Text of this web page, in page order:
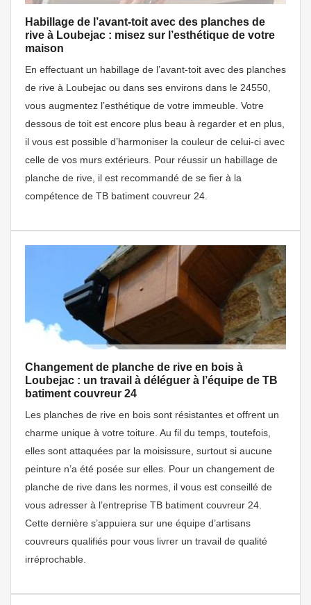
Habillage de l’avant-toit avec des planches de
rive à Loubejac : misez sur l’esthétique de votre
maison
En effectuant un habillage de l’avant-toit avec des planches
de rive à Loubejac ou dans ses environs dans le 24550,
vous augmentez l’esthétique de votre immeuble. Votre
dessous de toit est encore plus beau à regarder et en plus,
il vous est possible d’harmoniser la couleur de celui-ci avec
celle de vos murs extérieurs. Pour réussir un habillage de
planche de rive, il est recommandé de se fier à la
compétence de TB batiment couvreur 24.
Changement de planche de rive en bois à
Loubejac : un travail à déléguer à l’équipe de TB
batiment couvreur 24
Les planches de rive en bois sont résistantes et offrent un
charme unique à votre toiture. Au fil du temps, toutefois,
elles sont attaquées par la moisissure, surtout si aucune
peinture n’a été posée sur elles. Pour un changement de
planche de rive dans les normes, il vous est conseillé de
vous adresser à l’entreprise TB batiment couvreur 24.
Cette dernière s’appuiera sur une équipe d’artisans
couvreurs qualifiés pour vous livrer un travail de qualité
irréprochable.